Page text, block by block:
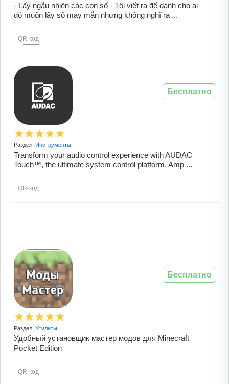
- Lấy ngẫu nhiên các con số - Tôi viết ra để dành cho ai
đó muốn lấy số may mắn nhưng không nghĩ ra ...
QR-код
Раздел: Инструменты
Transform your audio control experience with AUDAC
Touch™, the ultimate system control platform. Amp ...
QR-код
Бесплатно
Раздел: Утилиты
Удобный установщик мастер модов для Minecraft
Pocket Edition
QR-код
Бесплатно